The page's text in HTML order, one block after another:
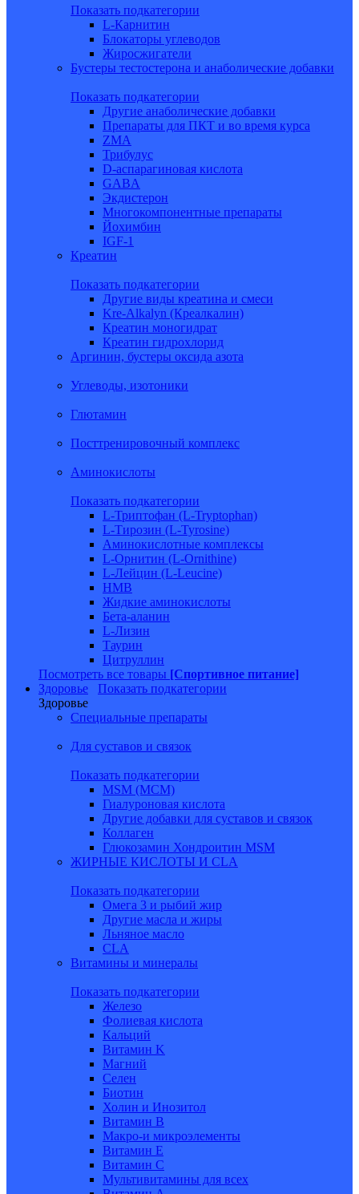
Показать подкатегории
L-Карнитин
Блокаторы углеводов
Жиросжигатели
Бустеры тестостерона и анаболические добавки
Показать подкатегории
Другие анаболические добавки
Препараты для ПКТ и во время курса
ZMA
Трибулус
D-аспарагиновая кислота
GABA
Экдистерон
Многокомпонентные препараты
Йохимбин
IGF-1
Креатин
Показать подкатегории
Другие виды креатина и смеси
Kre-Alkalyn (Креалкалин)
Креатин моногидрат
Креатин гидрохлорид
Аргинин, бустеры оксида азота
Углеводы, изотоники
Глютамин
Посттренировочный комплекс
Аминокислоты
Показать подкатегории
L-Триптофан (L-Tryptophan)
L-Тирозин (L-Tyrosine)
Аминокислотные комплексы
L-Орнитин (L-Ornithine)
L-Лейцин (L-Leucine)
HMB
Жидкие аминокислоты
Бета-аланин
L-Лизин
Таурин
Цитруллин
Посмотреть все товары [Спортивное питание]
Здоровье
Показать подкатегории
Здоровье
Специальные препараты
Для суставов и связок
Показать подкатегории
MSM (МСМ)
Гиалуроновая кислота
Другие добавки для суставов и связок
Коллаген
Глюкозамин Хондроитин MSM
ЖИРНЫЕ КИСЛОТЫ И CLA
Показать подкатегории
Омега 3 и рыбий жир
Другие масла и жиры
Льняное масло
CLA
Витамины и минералы
Показать подкатегории
Железо
Фолиевая кислота
Кальций
Витамин K
Магний
Селен
Биотин
Холин и Инозитол
Витамин B
Макро-и микроэлементы
Витамин Е
Витамин С
Мультивитамины для всех